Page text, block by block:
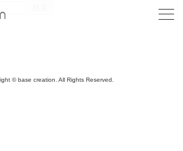
© base creation. All Rights Reserved.